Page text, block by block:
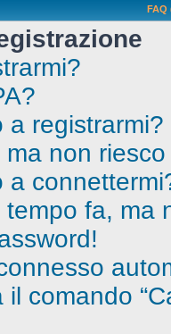
FAQ
a registrarmi?
non
a
fa, ma
comando